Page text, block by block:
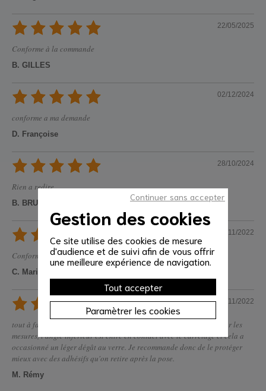
Gestion des cookies
Ce site utilise des cookies de mesure
d'audience et de suivi afin de vous offrir
une meilleure expérience de navigation.
Tout accepter
Paramètrer les cookies
Continuer sans accepter
22/05/2025
Conforme à la commande
B. GILLES
02/12/2024
conforme a ma demande
D. Françoise
28/10/2024
Rien a redire
B. BRUNO
21/11/2022
Conforme à notre demande
C. Marie Paule
09/11/2022
tout à fait conforme. Seul bémol, quand nous l'avons présentée pour les
mesures, l'angle inférieur est entré en contact avec le carrelage et cela a
occasionné un léger dégât au verre. Je recommande donc de le protéger
mieux avec des adhésifs qu'on retire après la pose.
M. Rémy